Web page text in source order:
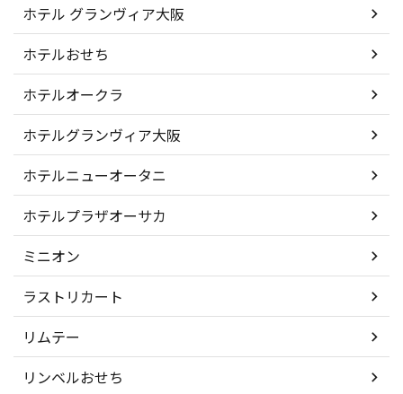
ホテル グランヴィア大阪
ホテルおせち
ホテルオークラ
ホテルグランヴィア大阪
ホテルニューオータニ
ホテルプラザオーサカ
ミニオン
ラストリカート
リムテー
リンベルおせち